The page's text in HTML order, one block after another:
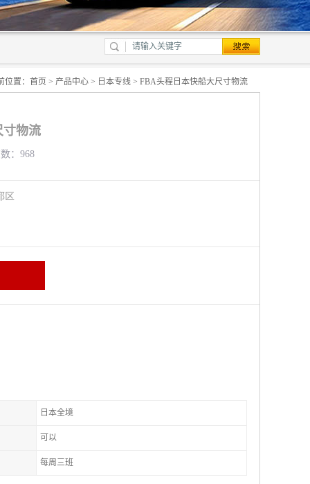
位置： 首页 > 产品中心 > 日本专线 > FBA头程日本快船大尺寸物流
寸物流
：968
区
日本全境
可以
每周三班